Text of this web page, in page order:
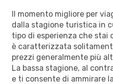
Il momento migliore per
dalla stagione turistica in
tipo di esperienza che stai
è caratterizzata
prezzi generalmente più
La bassa stagione, al
e ti consente di ammirare